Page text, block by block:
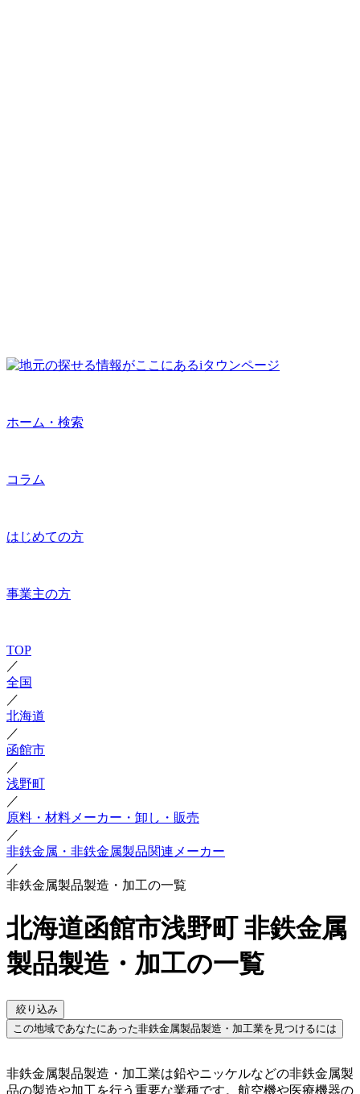
ホーム・検索
コラム
はじめての方
事業主の方
TOP
／
全国
／
北海道
／
函館市
／
浅野町
／
原料・材料メーカー・卸し・販売
／
非鉄金属・非鉄金属製品関連メーカー
／
非鉄金属製品製造・加工の一覧
北海道函館市浅野町 非鉄金属
製品製造・加工の一覧
絞り込み
この地域であなたにあった非鉄金属製品製造・加工業を見つけるには
非鉄金属製品製造・加工業は鉛やニッケルなどの非鉄金属製
品の製造や加工を行う重要な業種です。航空機や医療機器の